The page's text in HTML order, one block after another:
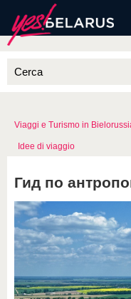
Viaggi e Turismo in
Idee di viaggio
Гид по